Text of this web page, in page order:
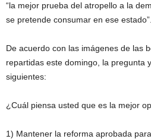
“la mejor prueba del atropello a la
se pretende consumar en ese estado”.
De acuerdo con las imágenes de las
repartidas este domingo, la pregunta
siguientes:
¿Cuál piensa usted que es la mejor
1) Mantener la reforma aprobada